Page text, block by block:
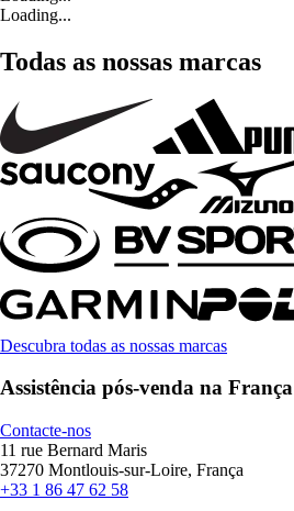
Loading...
Todas as nossas marcas
Descubra todas as nossas marcas
Assistência pós-venda na França
Contacte-nos
11 rue Bernard Maris
37270 Montlouis-sur-Loire, França
+33 1 86 47 62 58